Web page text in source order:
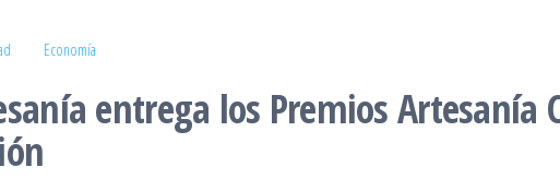
Economía
entrega los Premios Artesanía